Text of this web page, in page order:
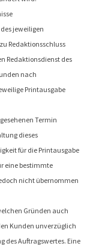
jeweiligen
Redaktionsschluss
Redaktionsdienst des
nach
Printausgabe
Termin
dieses
für die Printausgabe
eine bestimmte
nicht übernommen
Gründen auch
Kunden unverzüglich
des Auftragswertes. Eine